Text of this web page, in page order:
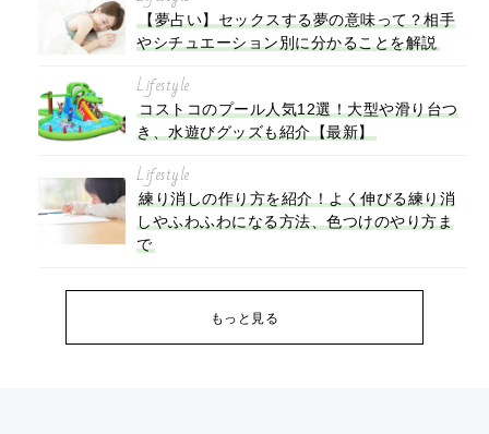
【夢占い】セックスする夢の意味って？相手
やシチュエーション別に分かることを解説
Lifestyle
コストコのプール人気12選！大型や滑り台つ
き、水遊びグッズも紹介【最新】
Lifestyle
練り消しの作り方を紹介！よく伸びる練り消
しやふわふわになる方法、色つけのやり方ま
で
もっと見る